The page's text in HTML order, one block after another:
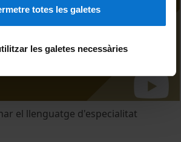
totes les galetes
les galetes necessàries
el llenguatge d'especialitat